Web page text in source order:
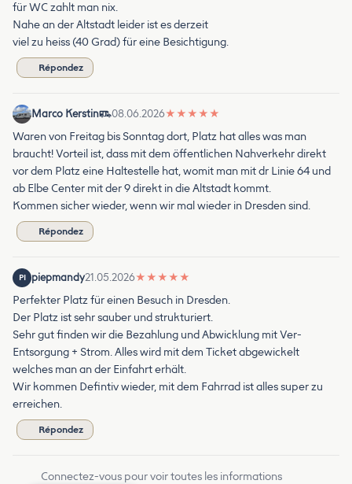
für WC zahlt man nix.
Nahe an der Altstadt leider ist es derzeit
viel zu heiss (40 Grad) für eine Besichtigung.
Répondez
Marco Kerstin 08.06.2026★ ★ ★ ★ ★
Waren von Freitag bis Sonntag dort, Platz hat alles was man
braucht! Vorteil ist, dass mit dem öffentlichen Nahverkehr direkt
vor dem Platz eine Haltestelle hat, womit man mit dr Linie 64 und
ab Elbe Center mit der 9 direkt in die Altstadt kommt.
Kommen sicher wieder, wenn wir mal wieder in Dresden sind.
Répondez
PI piepmandy21.05.2026★ ★ ★ ★ ★
Perfekter Platz für einen Besuch in Dresden.
Der Platz ist sehr sauber und strukturiert.
Sehr gut finden wir die Bezahlung und Abwicklung mit Ver-
Entsorgung + Strom. Alles wird mit dem Ticket abgewickelt
welches man an der Einfahrt erhält.
Wir kommen Defintiv wieder, mit dem Fahrrad ist alles super zu
erreichen.
Répondez
Connectez-vous pour voir toutes les informations